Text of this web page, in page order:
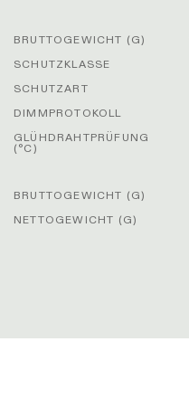
BRUTTOGEWICHT (G)
SCHUTZKLASSE
SCHUTZART
DIMMPROTOKOLL
GLÜHDRAHTPRÜFUNG
(°C)
BRUTTOGEWICHT (G)
NETTOGEWICHT (G)